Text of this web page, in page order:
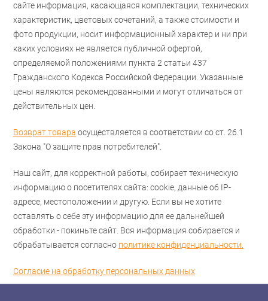
сайте информация, касающаяся комплектации, технических
характеристик, цветовых сочетаний, а также стоимости и
фото продукции, носит информационный характер и ни при
каких условиях не является публичной офертой,
определяемой положениями пункта 2 статьи 437
Гражданского Кодекса Российской Федерации. Указанные
цены являются рекомендованными и могут отличаться от
действительных цен.
Возврат товара осуществляется в соответствии со ст. 26.1
Закона "О защите прав потребителей".
Наш сайт, для корректной работы, собирает техническую
информацию о посетителях сайта: cookie, данные об IP-
адресе, местоположении и другую. Если вы не хотите
оставлять о себе эту информацию для ее дальнейшей
обработки - покиньте сайт. Вся информация собирается и
обрабатывается согласно политике конфиденциальности.
Согласие на обработку персональных данных